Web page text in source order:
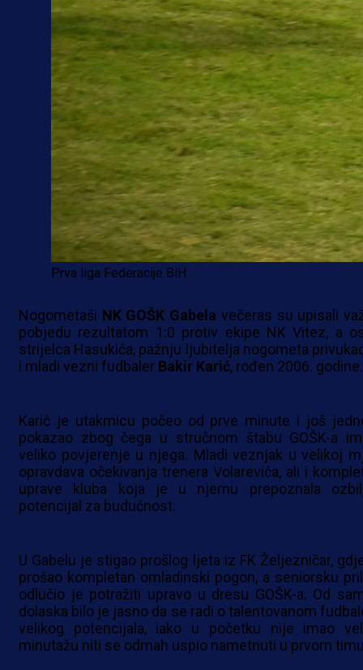
Prva liga Federacije BiH
Nogometaši NK GOŠK Gabela večeras su upisali
pobjedu rezultatom 1:0 protiv ekipe NK Vitez, a
strijelca Hasukića, pažnju ljubitelja nogometa
i mladi vezni fudbaler Bakir Karić, rođen 2006. godine.
Karić je utakmicu počeo od prve minute i još
pokazao zbog čega u stručnom štabu GOŠK-a
veliko povjerenje u njega. Mladi veznjak u velikoj
opravdava očekivanja trenera Volarevića, ali i
uprave kluba koja je u njemu prepoznala
potencijal za budućnost.
U Gabelu je stigao prošlog ljeta iz FK Željezničar,
prošao kompletan omladinski pogon, a seniorsku
odlučio je potražiti upravo u dresu GOŠK-a. Od
dolaska bilo je jasno da se radi o talentovanom
velikog potencijala, iako u početku nije imao
minutažu niti se odmah uspio nametnuti u prvom